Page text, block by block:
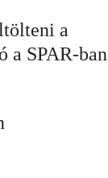
a
a SPAR-ban